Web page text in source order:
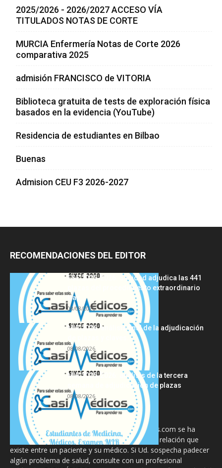
2025/2026 - 2026/2027 ACCESO VÍA
TITULADOS NOTAS DE CORTE
MURCIA Enfermería Notas de Corte 2026
comparativa 2025
admisión FRANCISCO de VITORIA
Biblioteca gratuita de tests de exploración física
basados en la evidencia (YouTube)
Residencia de estudiantes en Bilbao
Buenas
Admision CEU F3 2026-2027
RECOMENDACIONES DEL EDITOR
FSE 2025-2026: Sanidad adjudica las 441
plazas del procedimiento extraordinario
tras...
08/08/2026
MIR 2026: análisis final de la adjudicación
de plazas y claves...
08/08/2026
MIR 2025-2026: análisis de la tercera
semana de adjudicación de plazas
08/08/2026
La información proporcionada en CasiMedicos.com se ha
diseñado para complementar, no substituir, la relación que
existe entre un paciente y su médico. Si Ud. sospecha padecer
algún problema de salud, consulte con un profesional